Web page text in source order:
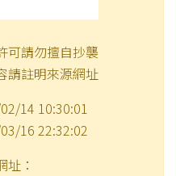
可請勿擅自抄襲
請註明來源網址
14 10:30:01
16 22:32:02
址：